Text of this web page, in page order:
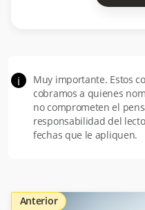
i
Muy importante. Estos
cobramos a quienes
no comprometen el
responsabilidad del
fechas que le apliquen.
Anterior